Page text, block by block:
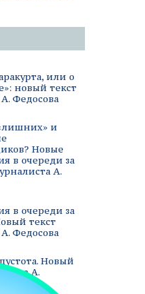
или о
новый текст
Федосова
и
Новые
в очереди за
А.
в очереди за
текст
Федосова
Новый
А.